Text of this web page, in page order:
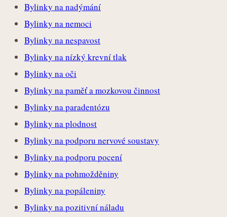
Bylinky na nadýmání
Bylinky na nemoci
Bylinky na nespavost
Bylinky na nízký krevní tlak
Bylinky na oči
Bylinky na paměť a mozkovou činnost
Bylinky na paradentózu
Bylinky na plodnost
Bylinky na podporu nervové soustavy
Bylinky na podporu pocení
Bylinky na pohmožděniny
Bylinky na popáleniny
Bylinky na pozitivní náladu